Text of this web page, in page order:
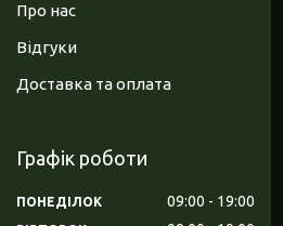
Про нас
Відгуки
Доставка та оплата
Графік роботи
ПОНЕДІЛОК 09:00 19:00